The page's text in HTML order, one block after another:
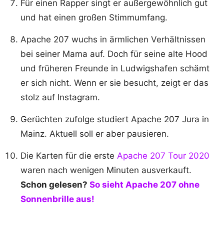
Für einen Rapper singt er außergewöhnlich gut
und hat einen großen Stimmumfang.
Apache 207 wuchs in ärmlichen Verhältnissen
bei seiner Mama auf. Doch für seine alte Hood
und früheren Freunde in Ludwigshafen schämt
er sich nicht. Wenn er sie besucht, zeigt er das
stolz auf Instagram.
Gerüchten zufolge studiert Apache 207 Jura in
Mainz. Aktuell soll er aber pausieren.
Die Karten für die erste Apache 207 Tour 2020
waren nach wenigen Minuten ausverkauft.
Schon gelesen? So sieht Apache 207 ohne
Sonnenbrille aus!